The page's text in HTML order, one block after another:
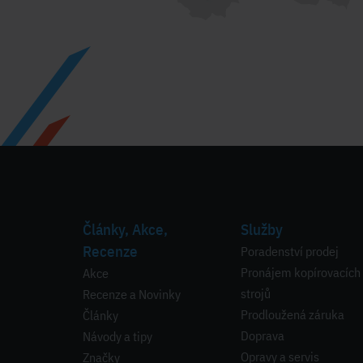
Články, Akce,
Recenze
Akce
Recenze a Novinky
Články
Návody a tipy
Značky
Služby
Poradenství prodej
Pronájem kopírovacích
strojů
Prodloužená záruka
Doprava
Opravy a servis